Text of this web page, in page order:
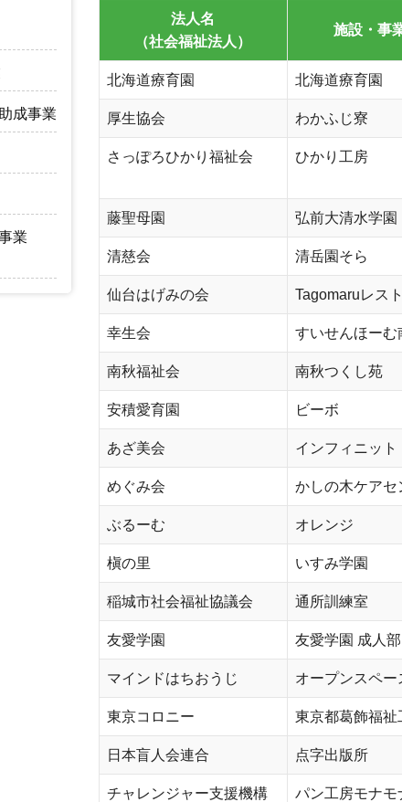
法人名
（社会福祉法人）
施設・事
北海道療育園 北海道療育園
厚生協会 わかふじ寮
さっぽろひかり福祉会 ひかり工房
藤聖母園 弘前大清水学園
清慈会 清岳園そら
仙台はげみの会 Tagomaruレスト
幸生会 すいせんほーむ
南秋福祉会 南秋つくし苑
安積愛育園 ビーボ
あざ美会 インフィニット
めぐみ会 かしの木ケアセ
ぶるーむ オレンジ
槇の里 いすみ学園
稲城市社会福祉協議会 通所訓練室
友愛学園 友愛学園 成人部
マインドはちおうじ オープンスペー
東京コロニー 東京都葛飾福祉
日本盲人会連合 点字出版所
チャレンジャー支援機構 パン工房モナモ
成事業
業